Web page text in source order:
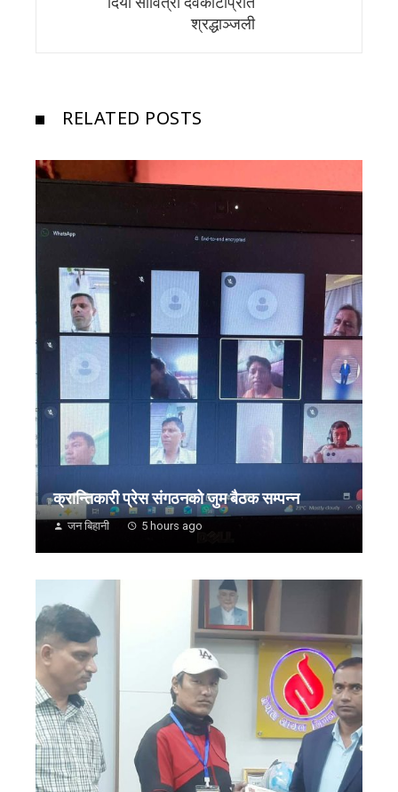
श्रद्धाञ्जली
RELATED POSTS
क्रान्तिकारी प्रेस संगठनको जुम बैठक सम्पन्न
जन बिहानी 5 hours ago